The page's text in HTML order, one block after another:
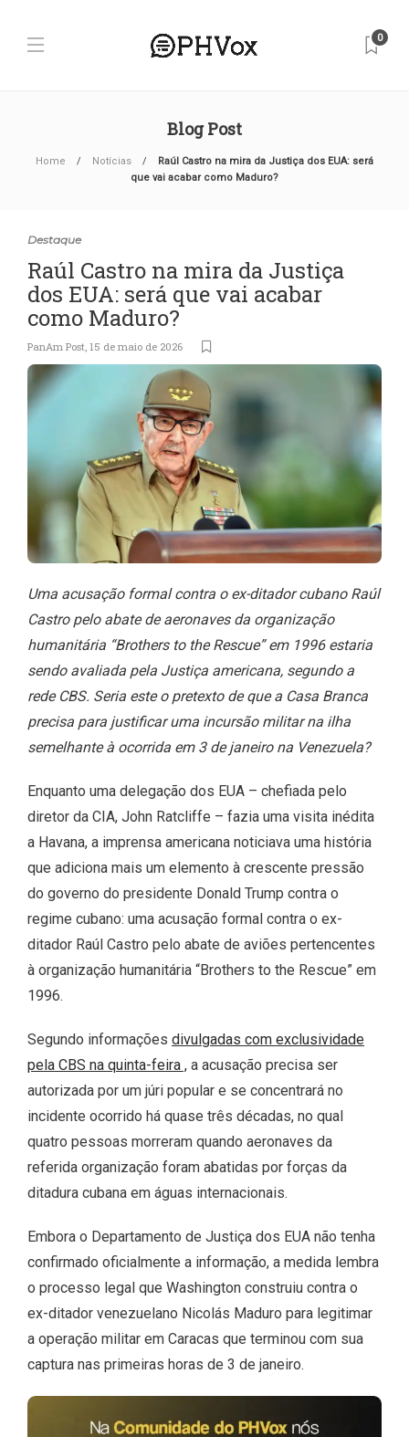
0
Blog Post
Home Notícias
Raúl Castro na mira da Justiça dos EUA: será
que vai acabar como Maduro?
Destaque
Raúl Castro na mira da Justiça
dos EUA: será que vai acabar
como Maduro?
PanAm Post, 15 de maio de 2026
Uma acusação formal contra o ex-ditador cubano Raúl
Castro pelo abate de aeronaves da organização
humanitária “Brothers to the Rescue” em 1996 estaria
sendo avaliada pela Justiça americana, segundo a
rede CBS. Seria este o pretexto de que a Casa Branca
precisa para justificar uma incursão militar na ilha
semelhante à ocorrida em 3 de janeiro na Venezuela?
Enquanto uma delegação dos EUA – chefiada pelo
diretor da CIA, John Ratcliffe – fazia uma visita inédita
a Havana, a imprensa americana noticiava uma história
que adiciona mais um elemento à crescente pressão
do governo do presidente Donald Trump contra o
regime cubano: uma acusação formal contra o ex-
ditador Raúl Castro pelo abate de aviões pertencentes
à organização humanitária “Brothers to the Rescue” em
1996.
Segundo informações divulgadas com exclusividade
pela CBS na quinta-feira , a acusação precisa ser
autorizada por um júri popular e se concentrará no
incidente ocorrido há quase três décadas, no qual
quatro pessoas morreram quando aeronaves da
referida organização foram abatidas por forças da
ditadura cubana em águas internacionais.
Embora o Departamento de Justiça dos EUA não tenha
confirmado oficialmente a informação, a medida lembra
o processo legal que Washington construiu contra o
ex-ditador venezuelano Nicolás Maduro para legitimar
a operação militar em Caracas que terminou com sua
captura nas primeiras horas de 3 de janeiro.